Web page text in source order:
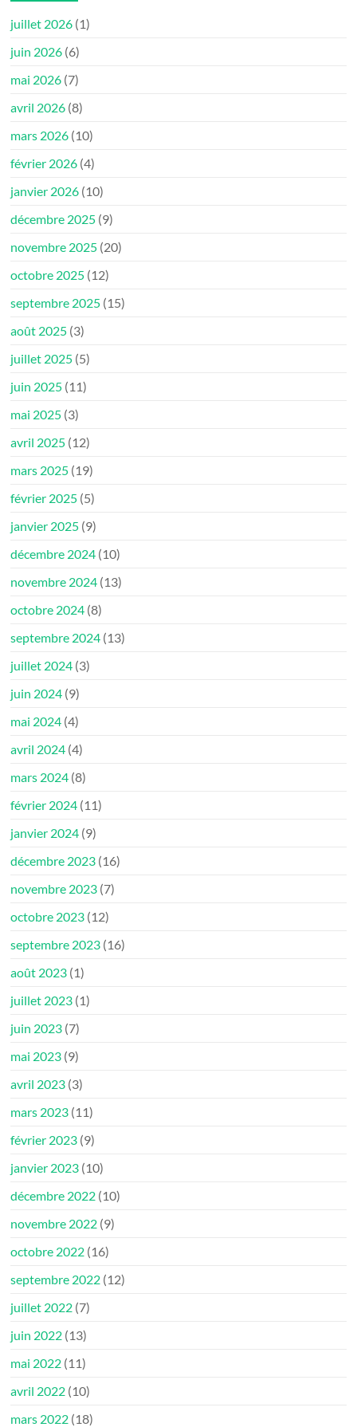
juillet 2026 (1)
juin 2026 (6)
mai 2026 (7)
avril 2026 (8)
mars 2026 (10)
février 2026 (4)
janvier 2026 (10)
décembre 2025 (9)
novembre 2025 (20)
octobre 2025 (12)
septembre 2025 (15)
août 2025 (3)
juillet 2025 (5)
juin 2025 (11)
mai 2025 (3)
avril 2025 (12)
mars 2025 (19)
février 2025 (5)
janvier 2025 (9)
décembre 2024 (10)
novembre 2024 (13)
octobre 2024 (8)
septembre 2024 (13)
juillet 2024 (3)
juin 2024 (9)
mai 2024 (4)
avril 2024 (4)
mars 2024 (8)
février 2024 (11)
janvier 2024 (9)
décembre 2023 (16)
novembre 2023 (7)
octobre 2023 (12)
septembre 2023 (16)
août 2023 (1)
juillet 2023 (1)
juin 2023 (7)
mai 2023 (9)
avril 2023 (3)
mars 2023 (11)
février 2023 (9)
janvier 2023 (10)
décembre 2022 (10)
novembre 2022 (9)
octobre 2022 (16)
septembre 2022 (12)
juillet 2022 (7)
juin 2022 (13)
mai 2022 (11)
avril 2022 (10)
mars 2022 (18)